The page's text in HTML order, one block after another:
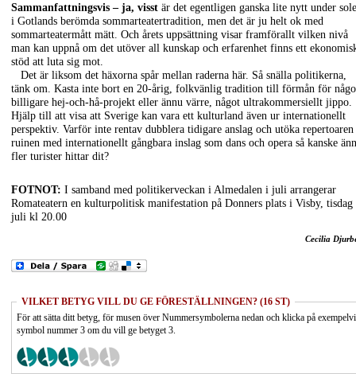
Sammanfattningsvis – ja, visst är det egentligen ganska lite nytt under
i Gotlands berömda sommarteatertradition, men det är ju helt ok med
sommarteatermått mätt. Och årets uppsättning visar framförallt vilken nivå
man kan uppnå om det utöver all kunskap och erfarenhet finns ett
stöd att luta sig mot.
Det är liksom det häxorna spår mellan raderna här. Så snälla politikerna,
tänk om. Kasta inte bort en 20-årig, folkvänlig tradition till förmån för
billigare hej-och-hå-projekt eller ännu värre, något ultrakommersiellt jippo.
Hjälp till att visa att Sverige kan vara ett kulturland även ur internationellt
perspektiv. Varför inte rentav dubblera tidigare anslag och utöka
ruinen med internationellt gångbara inslag som dans och opera så kanske
fler turister hittar dit?
FOTNOT: I samband med politikerveckan i Almedalen i juli arrangerar
Romateatern en kulturpolitisk manifestation på Donners plats i Visby, tisdag
juli kl 20.00
Cecilia
VILKET BETYG VILL DU GE FÖRESTÄLLNINGEN? (16 ST)
För att sätta ditt betyg, för musen över Nummersymbolerna nedan och klicka på
symbol nummer 3 om du vill ge betyget 3.